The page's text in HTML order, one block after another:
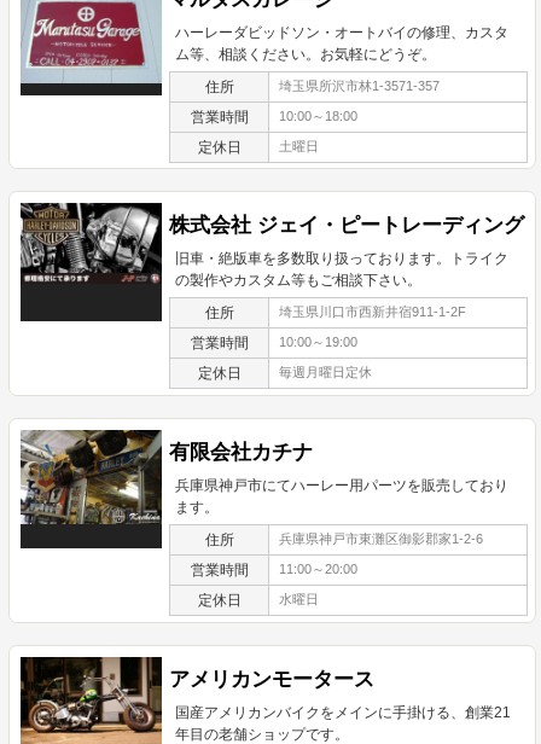
ハーレーダビッドソン・オートバイの修理、カスタ
ム等、相談ください。お気軽にどうぞ。
住所 埼玉県所沢市林1-3571-357
営業時間 10:00～18:00
定休日 土曜日
株式会社 ジェイ・ピートレーディング
旧車・絶版車を多数取り扱っております。トライク
の製作やカスタム等もご相談下さい。
住所 埼玉県川口市西新井宿911-1-2F
営業時間 10:00～19:00
定休日 毎週月曜日定休
有限会社カチナ
兵庫県神戸市にてハーレー用パーツを販売しており
ます。
住所 兵庫県神戸市東灘区御影郡家1-2-6
営業時間 11:00～20:00
定休日 水曜日
アメリカンモータース
国産アメリカンバイクをメインに手掛ける、創業21
年目の老舗ショップです。